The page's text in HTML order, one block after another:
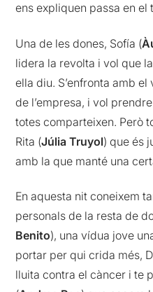
ens expliquen passa en el
Una de les dones, Sofía (
lidera la revolta i vol que
ella diu. S’enfronta amb
de l’empresa, i vol
totes comparteixen. Però
Rita (Júlia Truyol) que és
amb la que manté una
En aquesta nit coneixem
personals de la resta de
Benito), una vídua jove
portar per qui crida més,
lluita contra el càncer i te